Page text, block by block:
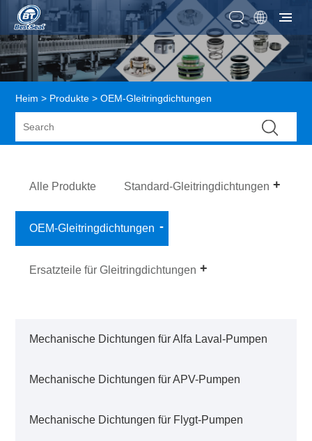
Heim > Produkte > OEM-Gleitringdichtungen
Alle Produkte Standard-Gleitringdichtungen
OEM-Gleitringdichtungen
Ersatzteile für Gleitringdichtungen
Mechanische Dichtungen für Alfa Laval-Pumpen
Mechanische Dichtungen für APV-Pumpen
Mechanische Dichtungen für Flygt-Pumpen